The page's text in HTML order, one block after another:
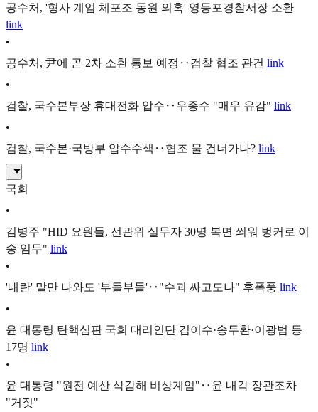
공수처, '형사 계엄 체포조 동원 의혹' 영등포경찰서장 소환
link
•
공수처, 尹에 곧 2차 소환 통보 예정‥검찰 협조 관건 link
•
검찰, 국수본부장 휴대전화 압수‥우종수 "매우 유감" link
•
검찰, 국수본·국방부 압수수색‥협조 물 건너가나? link
국회
•
김병주 "HID 요원들, 선관위 실무자 30명 복면 씌워 벙커로 이
송 임무" link
•
'내란' 말만 나와도 '부들부들'‥"수괴 싸고도나" 후폭풍 link
•
윤 대통령 탄핵심판 국회 대리인단 김이수·송두환·이광범 등
17명 link
•
윤 대통령 "원전 예산 삭감해 비상계엄"‥윤 내각 장관조차
"거짓"